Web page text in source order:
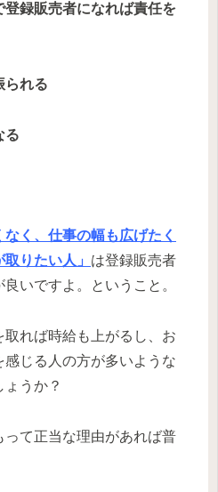
登録販売者になれば責任を
られる
る
なく、仕事の幅も広げたく
りたい人」 は登録販売者
いですよ。ということ。
れば時給も上がるし、お
じる人の方が多いような
うか？
て正当な理由があれば普